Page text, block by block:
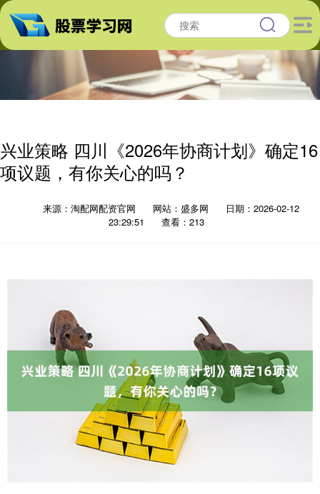
兴业策略 四川《2026年协商计划》确定16
项议题，有你关心的吗？
来源：淘配网配资官网 网站：盛多网
日期：2026-02-12
23:29:51
查看：213